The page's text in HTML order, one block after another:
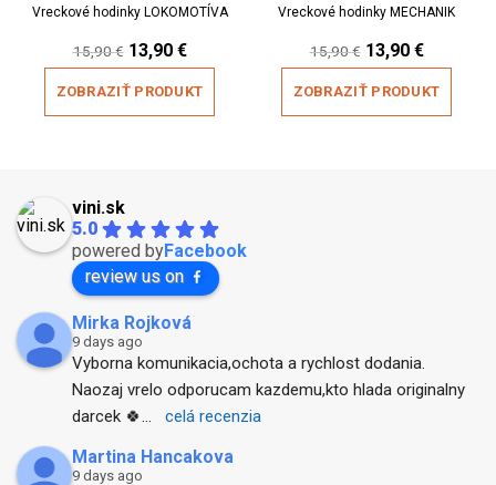
Vreckové hodinky LOKOMOTÍVA
15,90€ Original
price
was:
15,90 €.
13,90 €Current
price
is:
13,90 €.
ZOBRAZIŤ PRODUKT
Vreckové hodinky MECHANIK
15,90€ Original
price
was:
15,90 €.
13,90 €Current
price
is:
13,90 €.
ZOBRAZIŤ PRODUKT
vini.sk
5.0
powered byFacebook
review us on
Mirka Rojková
9 days ago
Vyborna komunikacia,ochota a rychlost dodania.
Naozaj vrelo odporucam kazdemu,kto hlada originalny
darcek 🍀
celá recenzia
Martina Hancakova
9 days ago